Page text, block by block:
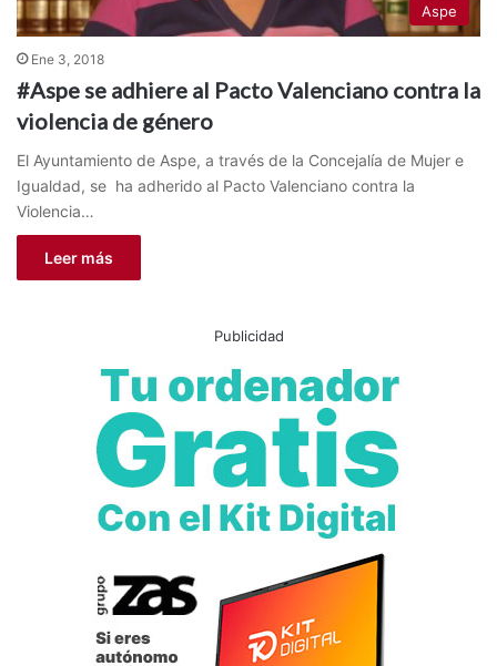
Aspe
Ene 3, 2018
#Aspe se adhiere al Pacto Valenciano contra la
violencia de género
El Ayuntamiento de Aspe, a través de la Concejalía de Mujer e
Igualdad, se ha adherido al Pacto Valenciano contra la
Violencia…
Leer más
Publicidad